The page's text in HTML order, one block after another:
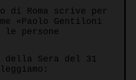
di Roma scrive per
«Paolo Gentiloni
persone
della Sera del 31